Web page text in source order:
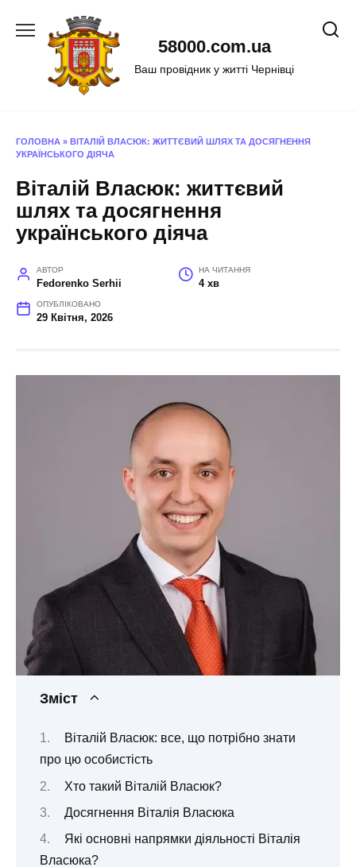
58000.com.ua
Ваш провідник у житті Чернівці
ГОЛОВНА » ВІТАЛІЙ ВЛАСЮК: ЖИТТЄВИЙ ШЛЯХ ТА ДОСЯГНЕННЯ
УКРАЇНСЬКОГО ДІЯЧА
Віталій Власюк: життєвий
шлях та досягнення
українського діяча
АВТОР
Fedorenko Serhii
НА ЧИТАННЯ
4 хв
ОПУБЛІКОВАНО
29 Квітня, 2026
Зміст
Віталій Власюк: все, що потрібно знати
про цю особистість
Хто такий Віталій Власюк?
Досягнення Віталія Власюка
Які основні напрямки діяльності Віталія
Власюка?